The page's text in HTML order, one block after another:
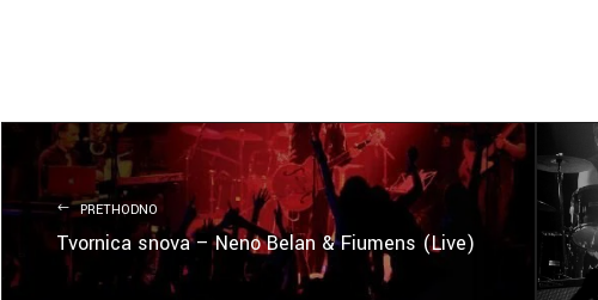
PRETHODNO
Tvornica snova – Neno Belan & Fiumens (Live)